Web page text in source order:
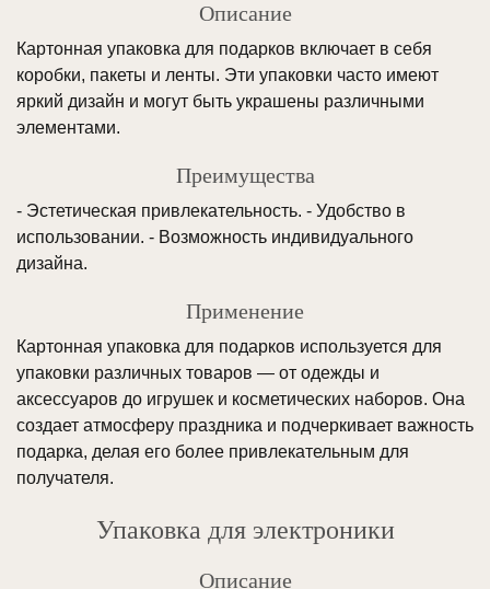
Описание
Картонная упаковка для подарков включает в себя
коробки, пакеты и ленты. Эти упаковки часто имеют
яркий дизайн и могут быть украшены различными
элементами.
Преимущества
- Эстетическая привлекательность. - Удобство в
использовании. - Возможность индивидуального
дизайна.
Применение
Картонная упаковка для подарков используется для
упаковки различных товаров — от одежды и
аксессуаров до игрушек и косметических наборов. Она
создает атмосферу праздника и подчеркивает важность
подарка, делая его более привлекательным для
получателя.
Упаковка для электроники
Описание